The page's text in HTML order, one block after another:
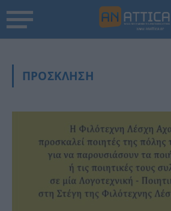
ΠΡΟΣΚΛΗΣΗ